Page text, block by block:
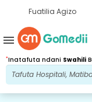
Fuatilia Agizo
*Inatafuta ndani Swahili
menu